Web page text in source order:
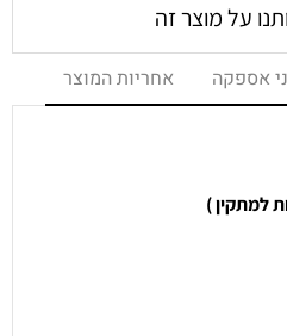
על מוצר זה
אספקה אחריות המוצר
למתקין )